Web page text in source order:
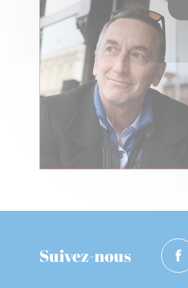
Suivez-nous